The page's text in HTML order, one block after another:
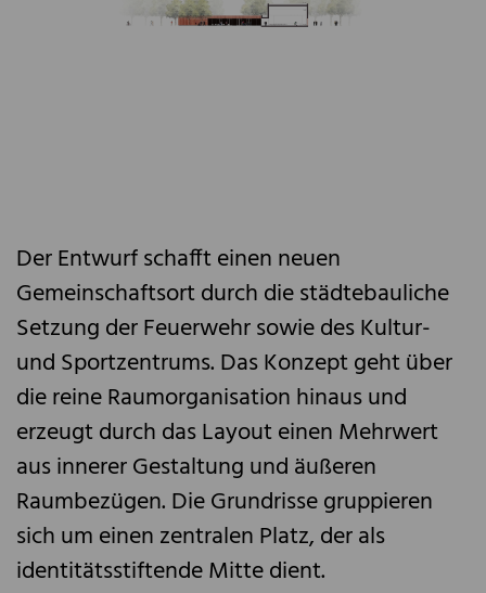
Der Entwurf schafft einen neuen
Gemeinschaftsort durch die städtebauliche
Setzung der Feuerwehr sowie des Kultur-
und Sportzentrums. Das Konzept geht über
die reine Raumorganisation hinaus und
erzeugt durch das Layout einen Mehrwert
aus innerer Gestaltung und äußeren
Raumbezügen. Die Grundrisse gruppieren
sich um einen zentralen Platz, der als
identitätsstiftende Mitte dient.